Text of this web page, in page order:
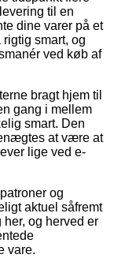
til en
dine varer på et
smart, og
ved køb af
bragt hjem til
gang i mellem
smart. Den
at være at
lige ved e-
og
aktuel såfremt
og herved er
vare.